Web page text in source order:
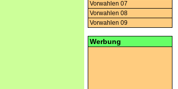
Vorwahlen 07
Vorwahlen 08
Vorwahlen 09
Werbung